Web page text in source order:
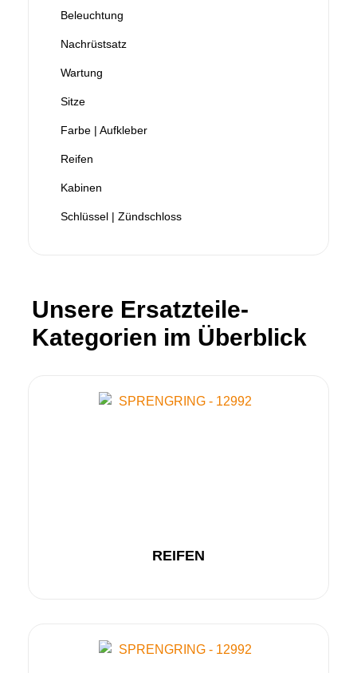
Beleuchtung
Nachrüstsatz
Wartung
Sitze
Farbe | Aufkleber
Reifen
Kabinen
Schlüssel | Zündschloss
Unsere Ersatzteile-
Kategorien im Überblick
REIFEN